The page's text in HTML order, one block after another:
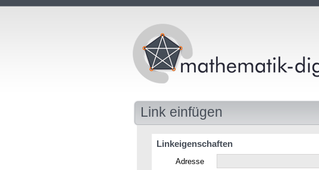
Link einfügen
Linkeigenschaften
Adresse